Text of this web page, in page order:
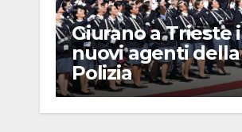
Giurano a Trieste i
nuovi agenti della
Polizia